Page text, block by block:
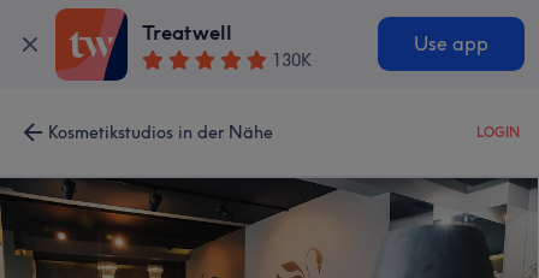
Treatwell
130K
Use app
Kosmetikstudios in der Nähe LOGIN